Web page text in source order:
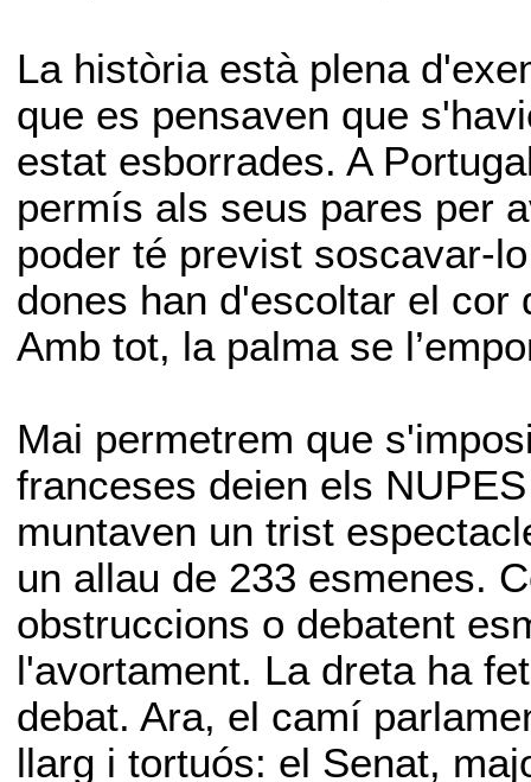
La història està plena
que es pensaven que
estat esborrades. A
permís als seus pares per
poder té previst soscavar-
dones han d'escoltar el cor
Amb tot, la palma se
Mai permetrem que
franceses deien els
muntaven un trist
un allau de 233 esmenes.
obstruccions o debatent
l'avortament. La dreta ha
debat. Ara, el camí
llarg i tortuós: el Senat,